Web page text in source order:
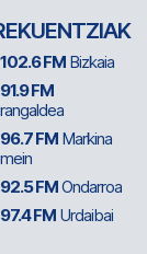
102.6 FM Bizkaia
91.9 FM
96.7 FM Markina
92.5 FMOndarroa
97.4 FM Urdaibai